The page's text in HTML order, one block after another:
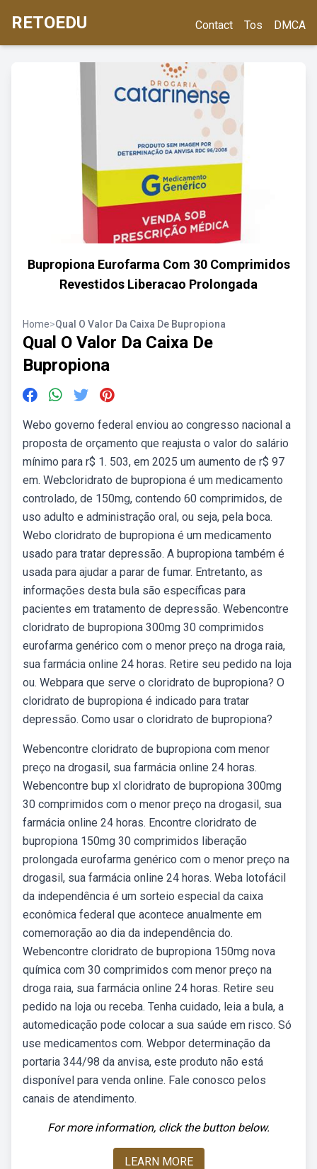
RETOEDU Contact Tos DMCA
Bupropiona Eurofarma Com 30 Comprimidos
Revestidos Liberacao Prolongada
Home>Qual O Valor Da Caixa De Bupropiona
Qual O Valor Da Caixa De
Bupropiona
Webo governo federal enviou ao congresso nacional a
proposta de orçamento que reajusta o valor do salário
mínimo para r$ 1. 503, em 2025 um aumento de r$ 97
em. Webcloridrato de bupropiona é um medicamento
controlado, de 150mg, contendo 60 comprimidos, de
uso adulto e administração oral, ou seja, pela boca.
Webo cloridrato de bupropiona é um medicamento
usado para tratar depressão. A bupropiona também é
usada para ajudar a parar de fumar. Entretanto, as
informações desta bula são específicas para
pacientes em tratamento de depressão. Webencontre
cloridrato de bupropiona 300mg 30 comprimidos
eurofarma genérico com o menor preço na droga raia,
sua farmácia online 24 horas. Retire seu pedido na loja
ou. Webpara que serve o cloridrato de bupropiona? O
cloridrato de bupropiona é indicado para tratar
depressão. Como usar o cloridrato de bupropiona?
Webencontre cloridrato de bupropiona com menor
preço na drogasil, sua farmácia online 24 horas.
Webencontre bup xl cloridrato de bupropiona 300mg
30 comprimidos com o menor preço na drogasil, sua
farmácia online 24 horas. Encontre cloridrato de
bupropiona 150mg 30 comprimidos liberação
prolongada eurofarma genérico com o menor preço na
drogasil, sua farmácia online 24 horas. Weba lotofácil
da independência é um sorteio especial da caixa
econômica federal que acontece anualmente em
comemoração ao dia da independência do.
Webencontre cloridrato de bupropiona 150mg nova
química com 30 comprimidos com menor preço na
droga raia, sua farmácia online 24 horas. Retire seu
pedido na loja ou receba. Tenha cuidado, leia a bula, a
automedicação pode colocar a sua saúde em risco. Só
use medicamentos com. Webpor determinação da
portaria 344/98 da anvisa, este produto não está
disponível para venda online. Fale conosco pelos
canais de atendimento.
For more information, click the button below.
LEARN MORE